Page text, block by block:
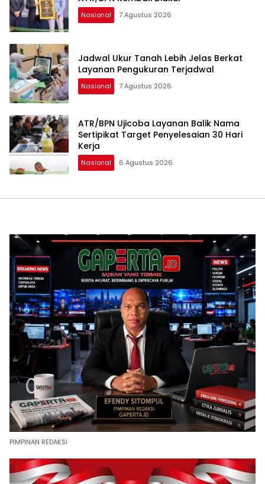
Nasional 7 Agustus 2026
Jadwal Ukur Tanah Lebih Jelas Berkat
Layanan Pengukuran Terjadwal
Nasional 7 Agustus 2026
ATR/BPN Ujicoba Layanan Balik Nama
Sertipikat Target Penyelesaian 30 Hari
Kerja
Nasional 6 Agustus 2026
PIMPINAN REDAKSI